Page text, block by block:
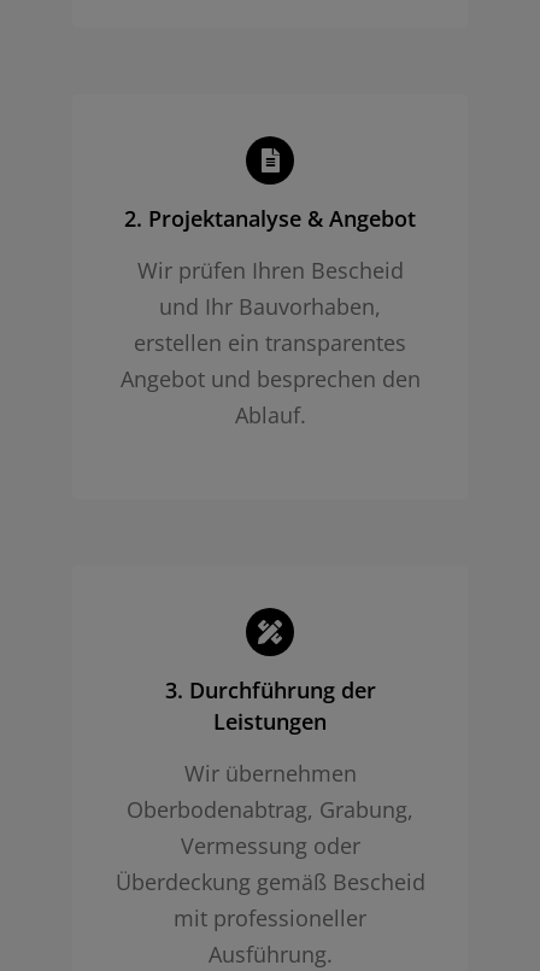
2. Projekt­analyse & Angebot
Wir prüfen Ihren Bescheid
und Ihr Bauvorhaben,
erstellen ein transparentes
Angebot und besprechen den
Ablauf.
3. Durchführung der
Leistungen
Wir übernehmen
Oberbodenabtrag, Grabung,
Vermessung oder
Überdeckung gemäß Bescheid
mit professioneller
Ausführung.